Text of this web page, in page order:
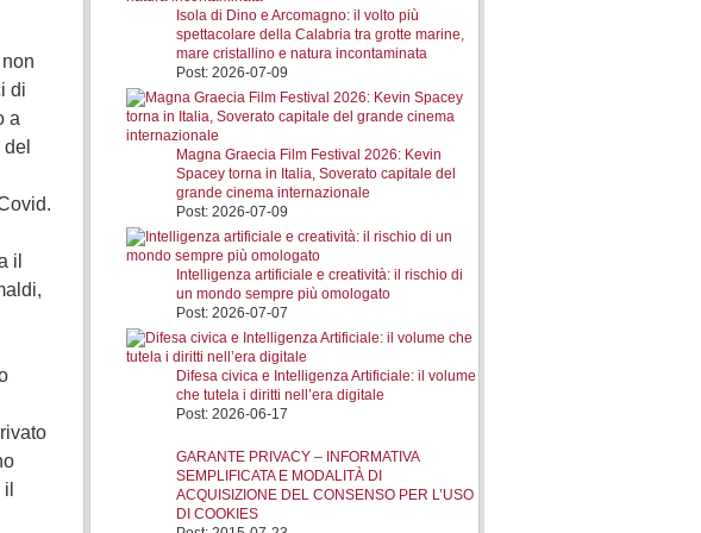
di
a
il
Isola di Dino e Arcomagno: il volto più
spettacolare della Calabria tra grotte marine,
mare cristallino e natura incontaminata
Post: 2026-07-09
Magna Graecia Film Festival 2026: Kevin
Spacey torna in Italia, Soverato capitale del
grande cinema internazionale
Post: 2026-07-09
Intelligenza artificiale e creatività: il rischio di
un mondo sempre più omologato
Post: 2026-07-07
Difesa civica e Intelligenza Artificiale: il volume
che tutela i diritti nell’era digitale
Post: 2026-06-17
GARANTE PRIVACY – INFORMATIVA
SEMPLIFICATA E MODALITÀ DI
ACQUISIZIONE DEL CONSENSO PER L’USO
DI COOKIES